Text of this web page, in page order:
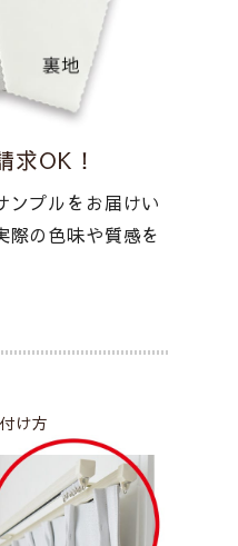
求OK！
ンプルをお届けい
際の色味や質感を
け方